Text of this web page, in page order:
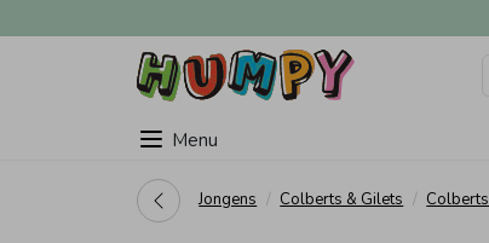
Menu
Jongens Colberts & Gilets Colberts